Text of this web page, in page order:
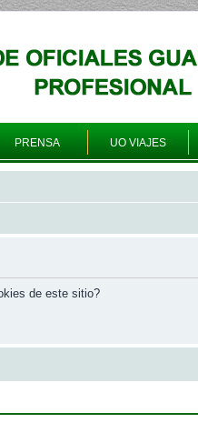
PRENSA UO VIAJES
de este sitio?